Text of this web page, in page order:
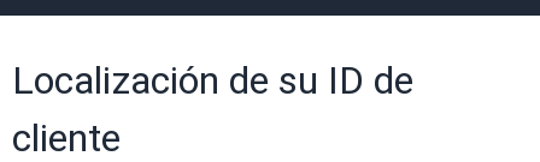
Localización de su ID de
cliente